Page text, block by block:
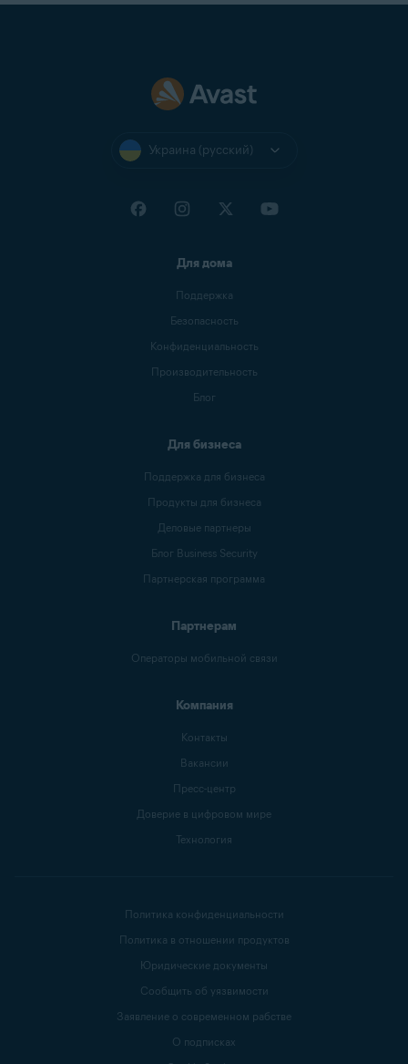
Украина (русский)
Для дома
Поддержка
Безопасность
Конфиденциальность
Производительность
Блог
Для бизнеса
Поддержка для бизнеса
Продукты для бизнеса
Деловые партнеры
Блог Business Security
Партнерская программа
Партнерам
Операторы мобильной связи
Компания
Контакты
Вакансии
Пресс-центр
Доверие в цифровом мире
Технология
Политика конфиденциальности
Политика в отношении продуктов
Юридические документы
Сообщить об уязвимости
Заявление о современном рабстве
О подписках